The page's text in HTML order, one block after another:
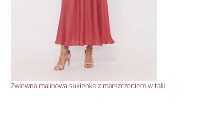
Zwiewna malinowa sukienka z marszczeniem w talii